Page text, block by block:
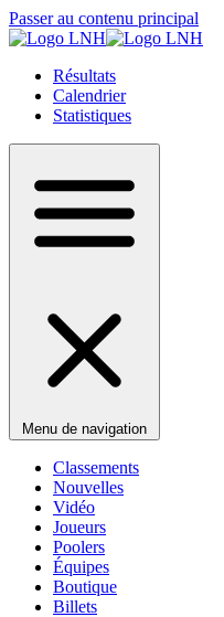
Passer au contenu principal
Résultats
Calendrier
Statistiques
Menu de navigation
Classements
Nouvelles
Vidéo
Joueurs
Poolers
Équipes
Boutique
Billets